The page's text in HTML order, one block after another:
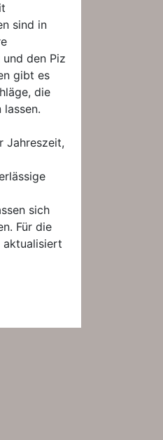
sind in
den Piz
gibt es
die
Jahreszeit,
sich
Für die
aktualisiert